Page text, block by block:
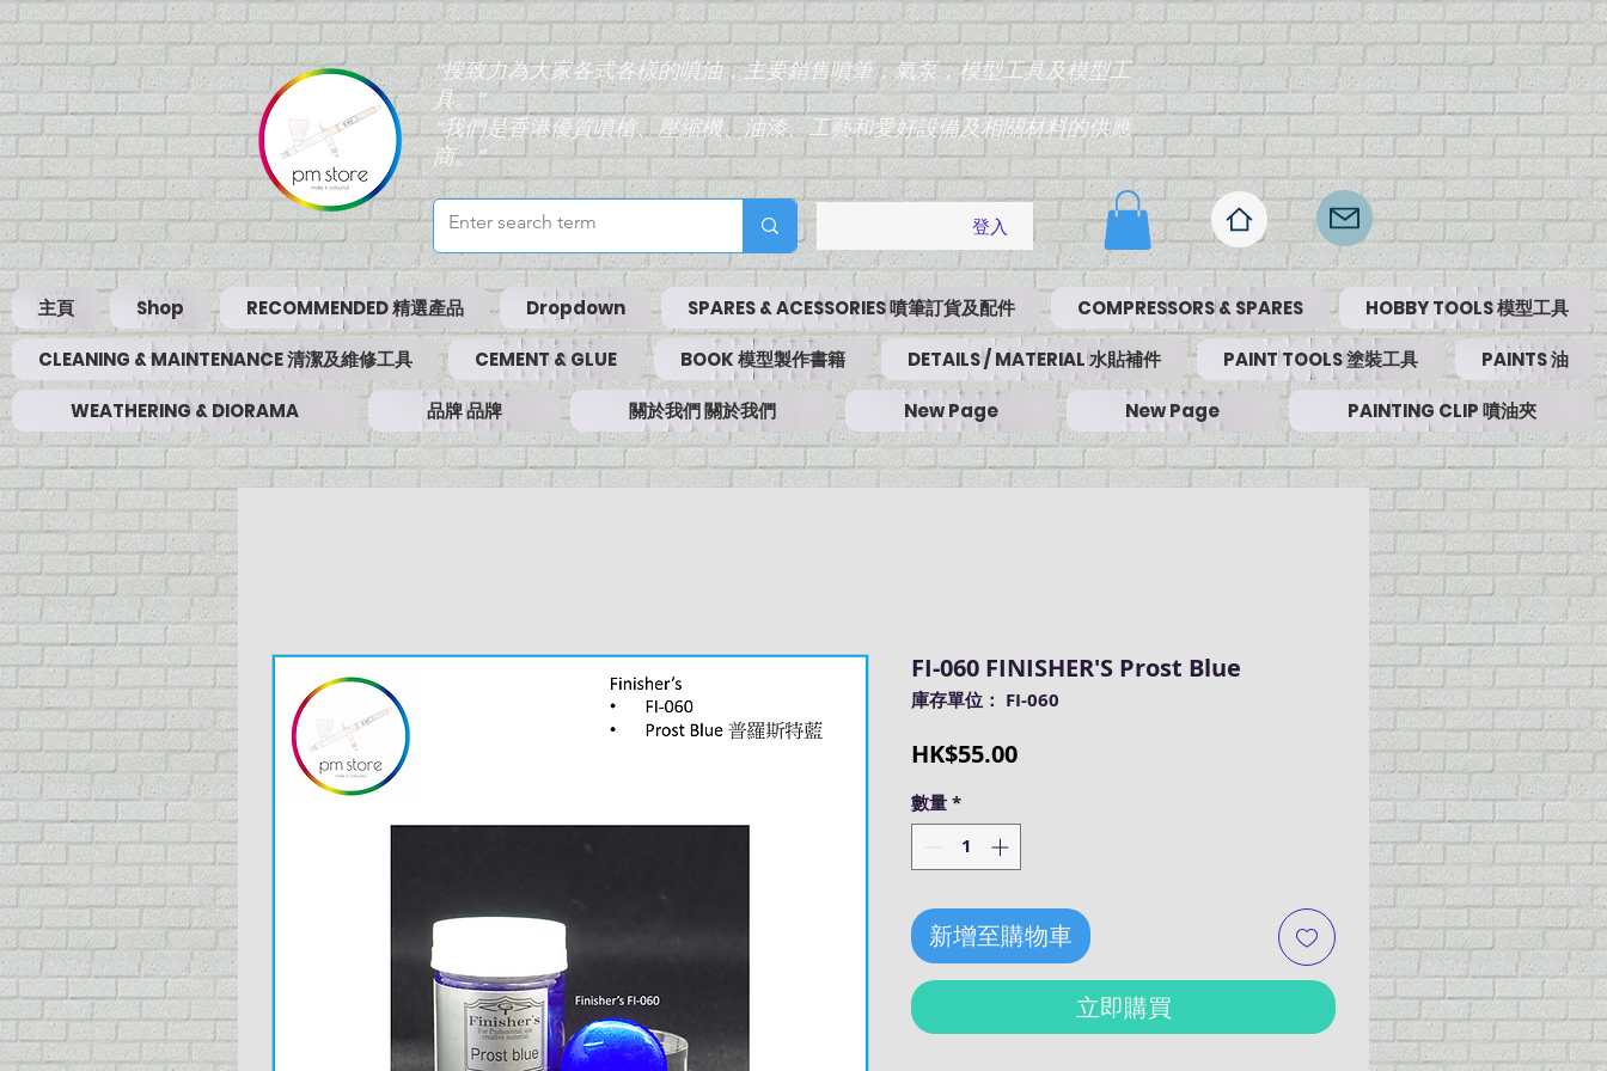
“搜致力為大家各式各樣的噴油，主要銷售噴筆，氣泵，模型工具及模型工
具。”
“我們是香港優質噴槍、壓縮機、油漆、工藝和愛好設備及相關材料的供應
商。”
登入
主頁 Shop RECOMMENDED 精選產品 Dropdown SPARES & ACESSORIES 噴筆訂貨及配件 COMPRESSORS & SPARES HOBBY TOOLS 模型工具
CLEANING & MAINTENANCE 清潔及維修工具 CEMENT & GLUE BOOK 模型製作書籍 DETAILS / MATERIAL 水貼補件 PAINT TOOLS 塗裝工具 PAINTS 油
WEATHERING & DIORAMA 品牌 品牌 關於我們 關於我們 New Page New Page PAINTING CLIP 噴油夾
FI-060 FINISHER'S Prost Blue
庫存單位： FI-060
HK$55.00價
數量*
新增至購物車
立即購買